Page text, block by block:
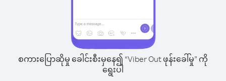
စကားပြောဆိုမှု ခေါင်းစီးမှနေ၍ “Viber Out ဖုန်းခေါ်မှု” ကို
ရွေးပါ